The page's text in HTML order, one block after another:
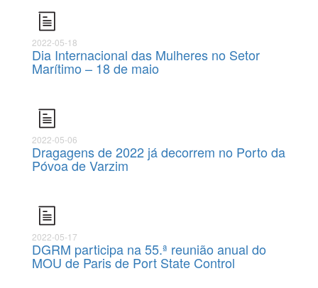
2022-05-18
Dia Internacional das Mulheres no Setor
Marítimo – 18 de maio
2022-05-06
Dragagens de 2022 já decorrem no Porto da
Póvoa de Varzim
2022-05-17
DGRM participa na 55.ª reunião anual do
MOU de Paris de Port State Control